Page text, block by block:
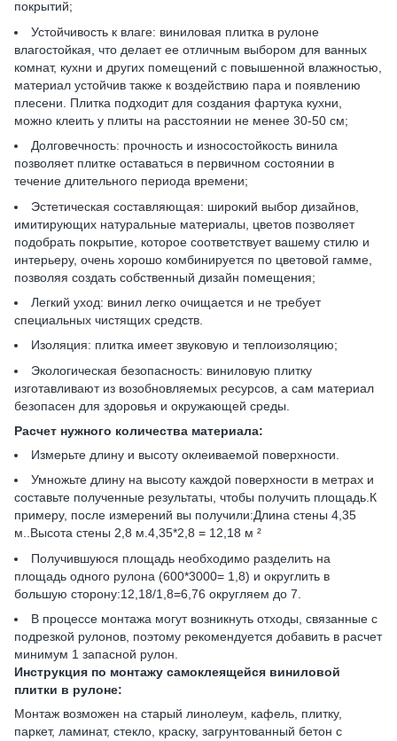
покрытий;
Устойчивость к влаге: виниловая плитка в рулоне
влагостойкая, что делает ее отличным выбором для ванных
комнат, кухни и других помещений с повышенной влажностью,
материал устойчив также к воздействию пара и появлению
плесени. Плитка подходит для создания фартука кухни,
можно клеить у плиты на расстоянии не менее 30-50 см;
Долговечность: прочность и износостойкость винила
позволяет плитке оставаться в первичном состоянии в
течение длительного периода времени;
Эстетическая составляющая: широкий выбор дизайнов,
имитирующих натуральные материалы, цветов позволяет
подобрать покрытие, которое соответствует вашему стилю и
интерьеру, очень хорошо комбинируется по цветовой гамме,
позволяя создать собственный дизайн помещения;
Легкий уход: винил легко очищается и не требует
специальных чистящих средств.
Изоляция: плитка имеет звуковую и теплоизоляцию;
Экологическая безопасность: виниловую плитку
изготавливают из возобновляемых ресурсов, а сам материал
безопасен для здоровья и окружающей среды.
Расчет нужного количества материала:
Измерьте длину и высоту оклеиваемой поверхности.
Умножьте длину на высоту каждой поверхности в метрах и
составьте полученные результаты, чтобы получить площадь.К
примеру, после измерений вы получили:Длина стены 4,35
м..Высота стены 2,8 м.4,35*2,8 = 12,18 м ²
Получившуюся площадь необходимо разделить на
площадь одного рулона (600*3000= 1,8) и округлить в
большую сторону:12,18/1,8=6,76 округляем до 7.
В процессе монтажа могут возникнуть отходы, связанные с
подрезкой рулонов, поэтому рекомендуется добавить в расчет
минимум 1 запасной рулон.
Инструкция по монтажу самоклеящейся виниловой
плитки в рулоне:
Монтаж возможен на старый линолеум, кафель, плитку,
паркет, ламинат, стекло, краску, загрунтованный бетон с